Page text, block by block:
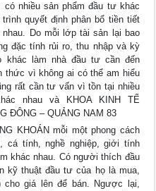
nhiều sản phẩm đầu tư khác
quyết định phân bổ tiền tiết
Do mỗi lớp tài sản lại bao
đặc tính rủi ro, thu nhập và kỳ
khác làm nhà đầu tư cần đến
thức vì không ai có thể am hiểu
rất cần tư vấn vì tồn tại nhiều
nhau và KHOA KINH TẾ
ĐÔNG – QUẢNG NAM 83
KHOÁN mỗi một phong cách
cá tính, nghề nghiệp, giới tính
khác nhau. Có người thích đầu
kỹ thuật đầu tư của họ là mua,
giá lên để bán. Ngược lại,